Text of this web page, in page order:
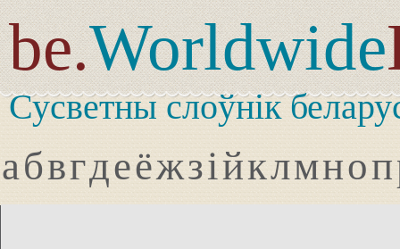
be.Worldwide
Сусветны слоўнік
абвгдеёжзійклмноп